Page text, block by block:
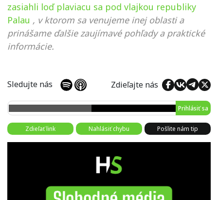
zasiahli loď plaviacu sa pod vlajkou republiky
Palau , v ktorom sa venujeme inej oblasti a
prinášame ďalšie zaujímavé pohľady a praktické
informácie.
Sledujte nás Zdieľajte nás
Prihlásiť sa
Zdieľať link Nahlásiť chybu Pošlite nám tip